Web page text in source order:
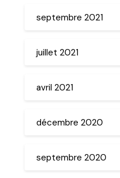
septembre 2021
juillet 2021
avril 2021
décembre 2020
septembre 2020